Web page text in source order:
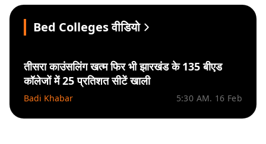
Bed Colleges वीडियो
तीसरा काउंसलिंग खत्म फिर भी झारखंड के 135 बीएड
कॉलेजों में 25 प्रतिशत सीटें खाली
Badi Khabar 5:30 AM. 16 Feb